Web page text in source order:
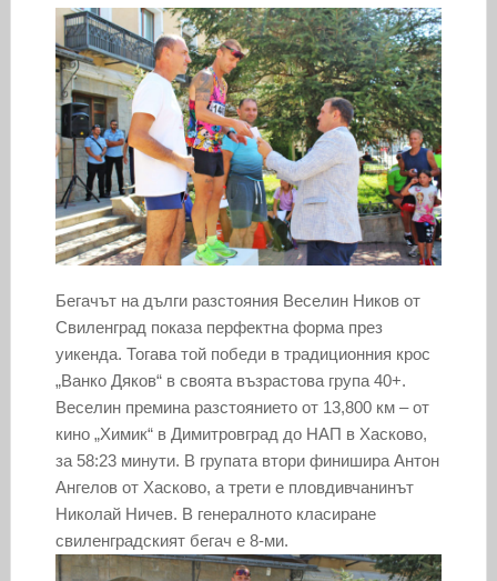
Бегачът на дълги разстояния Веселин Ников от
Свиленград показа перфектна форма през
уикенда. Тогава той победи в традиционния крос
„Ванко Дяков“ в своята възрастова група 40+.
Веселин премина разстоянието от 13,800 км – от
кино „Химик“ в Димитровград до НАП в Хасково,
за 58:23 минути. В групата втори финишира Антон
Ангелов от Хасково, а трети е пловдивчанинът
Николай Ничев. В генералното класиране
свиленградският бегач е 8-ми.